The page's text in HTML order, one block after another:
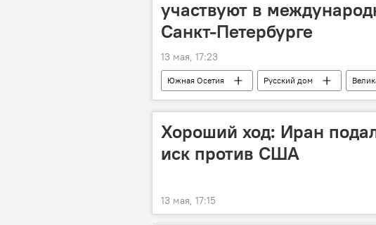
участвуют в
Санкт-Петербурге
13 мая, 17:23
Южная Осетия Русский дом
Санкт-Петербург
Ленинград
Хороший ход: Иран
иск против США
13 мая, 17:15